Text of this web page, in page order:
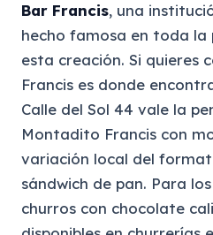
Bar Francis, una
hecho famosa en toda la
esta creación. Si quieres
Francis es donde
Calle del Sol 44 vale la
Montadito Francis con
variación local del
sándwich de pan. Para
churros con chocolate